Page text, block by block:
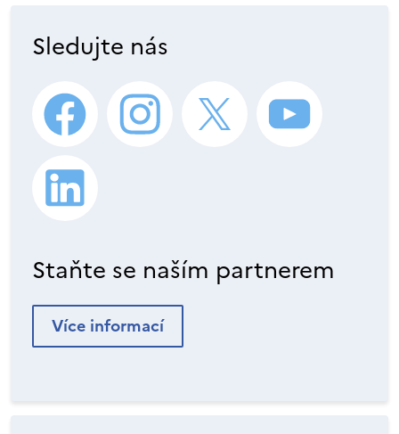
Sledujte nás
Staňte se naším partnerem
Více informací